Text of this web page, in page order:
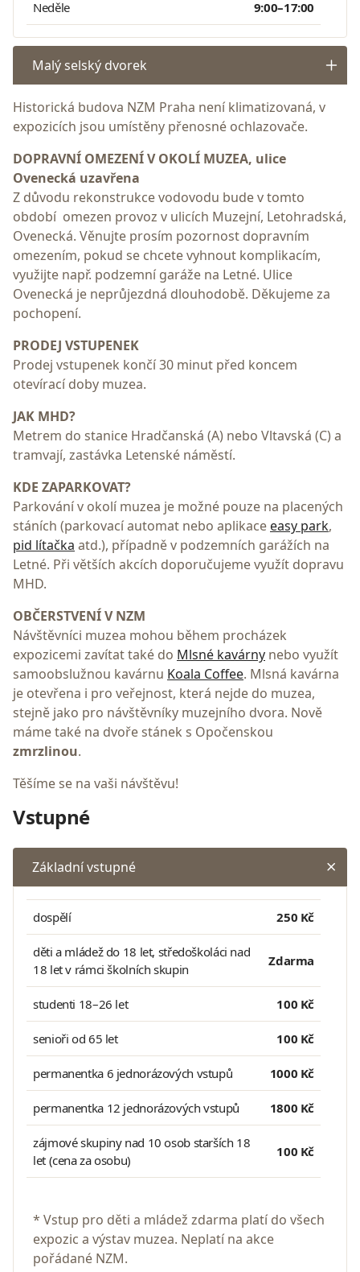
Neděle 9:00–17:00
Malý selský dvorek
Historická budova NZM Praha není klimatizovaná, v
expozicích jsou umístěny přenosné ochlazovače.
DOPRAVNÍ OMEZENÍ V OKOLÍ MUZEA, ulice
Ovenecká uzavřena
Z důvodu rekonstrukce vodovodu bude v tomto
období omezen provoz v ulicích Muzejní, Letohradská,
Ovenecká. Věnujte prosím pozornost dopravním
omezením, pokud se chcete vyhnout komplikacím,
využijte např. podzemní garáže na Letné. Ulice
Ovenecká je neprůjezdná dlouhodobě. Děkujeme za
pochopení.
PRODEJ VSTUPENEK
Prodej vstupenek končí 30 minut před koncem
otevírací doby muzea.
JAK MHD?
Metrem do stanice Hradčanská (A) nebo Vltavská (C) a
tramvají, zastávka Letenské náměstí.
KDE ZAPARKOVAT?
Parkování v okolí muzea je možné pouze na placených
stáních (parkovací automat nebo aplikace easy park,
pid lítačka atd.), případně v podzemních garážích na
Letné. Při větších akcích doporučujeme využít dopravu
MHD.
OBČERSTVENÍ V NZM
Návštěvníci muzea mohou během procházek
expozicemi zavítat také do Mlsné kavárny nebo využít
samoobslužnou kavárnu Koala Coffee. Mlsná kavárna
je otevřena i pro veřejnost, která nejde do muzea,
stejně jako pro návštěvníky muzejního dvora. Nově
máme také na dvoře stánek s Opočenskou
zmrzlinou.
Těšíme se na vaši návštěvu!
Vstupné
Základní vstupné
dospělí 250 Kč
děti a mládež do 18 let, středoškoláci nad
18 let v rámci školních skupin
Zdarma
studenti 18–26 let 100 Kč
senioři od 65 let 100 Kč
permanentka 6 jednorázových vstupů 1000 Kč
permanentka 12 jednorázových vstupů 1800 Kč
zájmové skupiny nad 10 osob starších 18
let (cena za osobu)
100 Kč
* Vstup pro děti a mládež zdarma platí do všech
expozic a výstav muzea. Neplatí na akce
pořádané NZM.